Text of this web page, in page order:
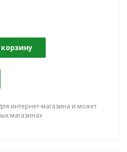
интернет-магазина и может
магазинах